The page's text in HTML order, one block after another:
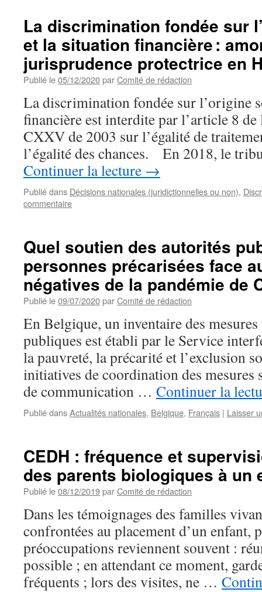
La discrimination fondée sur
et la situation financière :
jurisprudence protectrice en
Publié le05/12/2020parComité de rédaction
La discrimination fondée sur l’origine
financière est interdite par l’article 8
CXXV de 2003 sur l’égalité de
l’égalité des chances. En 2018, le
Continuer la lecture →
Publié dans Décisions nationales (juridictionnelles ou non),
commentaire
Quel soutien des autorités
personnes précarisées face
négatives de la pandémie de
Publié le09/07/2020parComité de rédaction
En Belgique, un inventaire des
publiques est établi par le Service
la pauvreté, la précarité et l’exclusion
initiatives de coordination des mesures
de communication … Continuer la
Publié dansActualités nationales, Belgique, Français | Laisser
CEDH : fréquence et
des parents biologiques à un
Publié le08/12/2019parComité de rédaction
Dans les témoignages des familles
confrontées au placement d’un enfant,
préoccupations reviennent souvent :
possible ; en attendant ce moment,
fréquents ; lors des visites, ne …